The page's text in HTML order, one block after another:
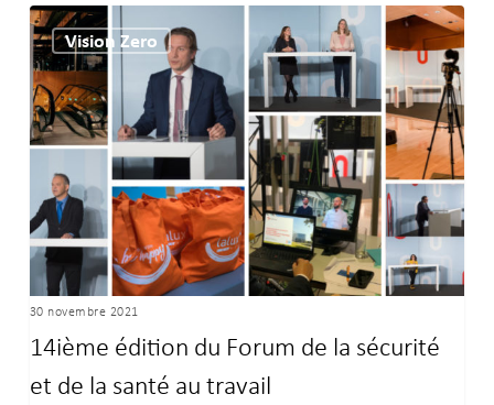
14ième
édition
du Forum
de
la
sécurité
et
de
la
santé
travail
Vision Zero
30 novembre 2021
14ième édition du Forum de la sécurité
et de la santé au travail